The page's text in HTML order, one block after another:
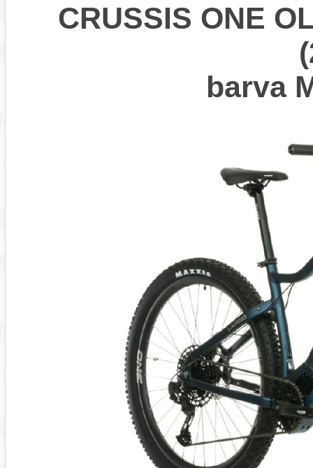
CRUSSIS ONE
barva